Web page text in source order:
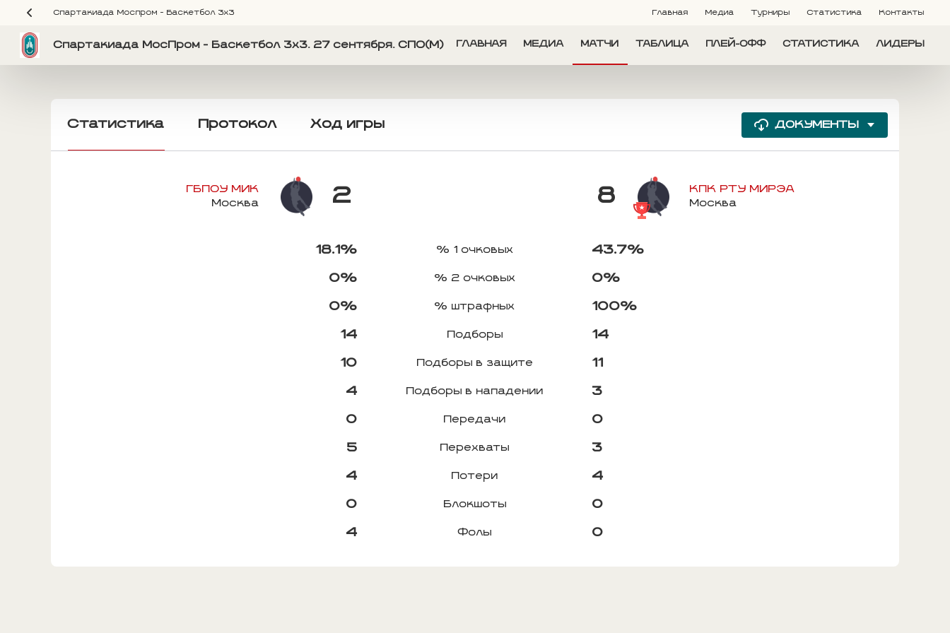
Спартакиада Моспром - Баскетбол 3х3 Главная Медиа Турниры Статистика Контакты
Спартакиада МосПром - Баскетбол 3х3. 27 сентября. СПО(М) ГЛАВНАЯ МЕДИА МАТЧИ ТАБЛИЦА ПЛЕЙ-ОФФ СТАТИСТИКА ЛИДЕРЫ
Статистика Протокол Ход игры ДОКУМЕНТЫ
ГБПОУ МИК
Москва
2
КПК РТУ МИРЭА
Москва
8
18.1% % 1 очковых 43.7%
0% % 2 очковых 0%
0% % штрафных 100%
14 Подборы 14
10 Подборы в защите 11
4 Подборы в нападении 3
0 Передачи 0
5 Перехваты 3
4 Потери 4
0 Блокшоты 0
4 Фолы 0